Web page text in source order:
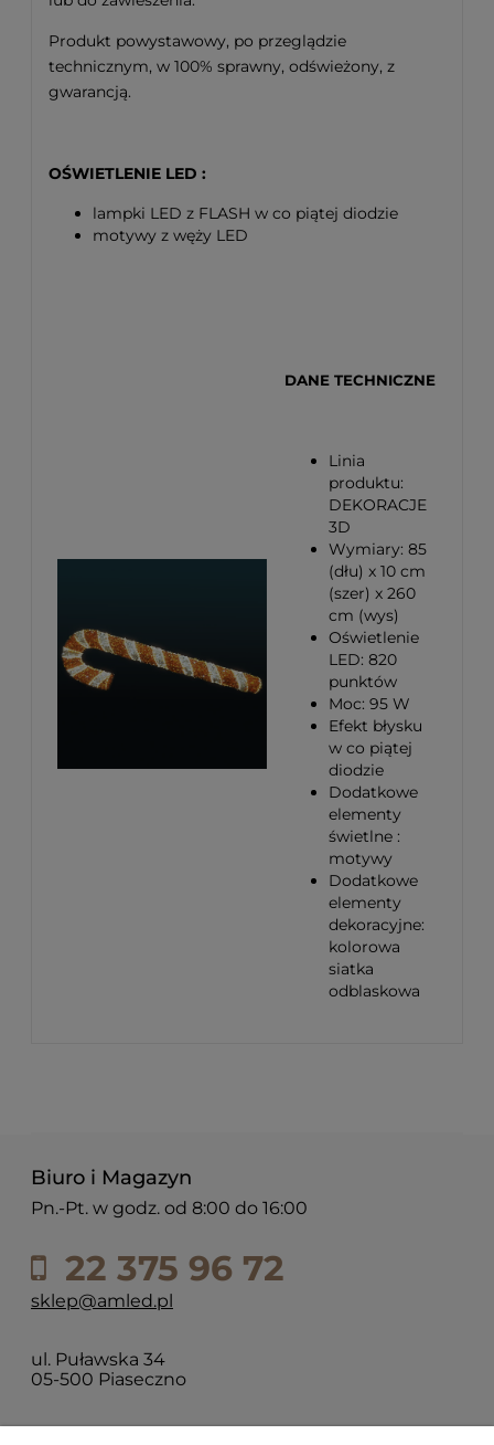
Produkt powystawowy, po przeglądzie
technicznym, w 100% sprawny, odświeżony, z
gwarancją.
OŚWIETLENIE LED :
lampki LED z FLASH w co piątej diodzie
motywy z węży LED
DANE TECHNICZNE
Linia
produktu:
DEKORACJE
3D
Wymiary: 85
(dłu) x 10 cm
(szer) x 260
cm (wys)
Oświetlenie
LED: 820
punktów
Moc: 95 W
Efekt błysku
w co piątej
diodzie
Dodatkowe
elementy
świetlne :
motywy
Dodatkowe
elementy
dekoracyjne:
kolorowa
siatka
odblaskowa
Biuro i Magazyn
Pn.-Pt. w godz. od 8:00 do 16:00
22 375 96 72
sklep@amled.pl
ul. Puławska 34
05-500 Piaseczno